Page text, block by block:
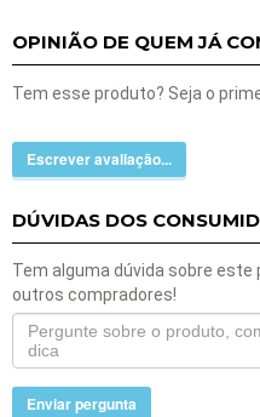
OPINIÃO DE QUEM JÁ
Tem esse produto? Seja o
Escrever avaliação...
DÚVIDAS DOS
Tem alguma dúvida sobre este
outros compradores!
Enviar pergunta